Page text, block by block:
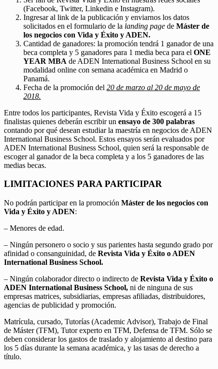
(Facebook, Twitter, Linkedin e Instagram).
Ingresar al link de la publicación y enviarnos los datos
solicitados en el formulario de la landing page de Máster de
los negocios con Vida y Éxito y ADEN.
Cantidad de ganadores: la promoción tendrá 1 ganador de una
beca completa y 5 ganadores para 1 media beca para el ONE
YEAR MBA de ADEN International Business School en su
modalidad online con semana académica en Madrid o
Panamá.
Fecha de la promoción del 20 de marzo al 20 de mayo de
2018.
Entre todos los participantes, Revista Vida y Éxito escogerá a 15
finalistas quienes deberán escribir un ensayo de 300 palabras
contando por qué desean estudiar la maestría en negocios de ADEN
International Business School. Estos ensayos serán evaluados por
ADEN International Business School, quien será la responsable de
escoger al ganador de la beca completa y a los 5 ganadores de las
medias becas.
LIMITACIONES PARA PARTICIPAR
No podrán participar en la promoción Máster de los negocios con
Vida y Éxito y ADEN:
– Menores de edad.
– Ningún personero o socio y sus parientes hasta segundo grado por
afinidad o consanguinidad, de Revista Vida y Éxito o ADEN
International Business School.
– Ningún colaborador directo o indirecto de Revista Vida y Éxito o
ADEN International Business School, ni de ninguna de sus
empresas matrices, subsidiarias, empresas afiliadas, distribuidores,
agencias de publicidad y promoción.
Matrícula, cursado, Tutorías (Academic Advisor), Trabajo de Final
de Máster (TFM), Tutor experto en TFM, Defensa de TFM. Sólo se
deben considerar los gastos de traslado y alojamiento al destino para
los 5 días durante la semana académica, y las tasas de derecho a
título.